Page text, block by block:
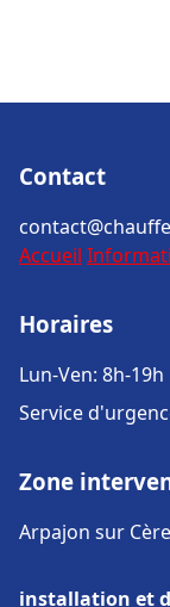
Contact
Accueil
Horaires
Lun-Ven: 8h-19h
Service
Zone
Arpajon sur
installation et